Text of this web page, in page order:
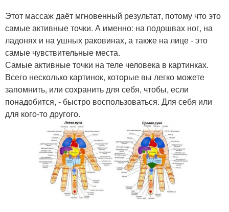
Этот массаж даёт мгновенный результат, потому что это
самые активные точки. А именно: на подошвах ног, на
ладонях и на ушных раковинах, а также на лице - это
самые чувствительные места.
Самые активные точки на теле человека в картинках.
Всего несколько картинок, которые вы легко можете
запомнить, или сохранить для себя, чтобы, если
понадобится, - быстро воспользоваться. Для себя или
для кого-то другого.